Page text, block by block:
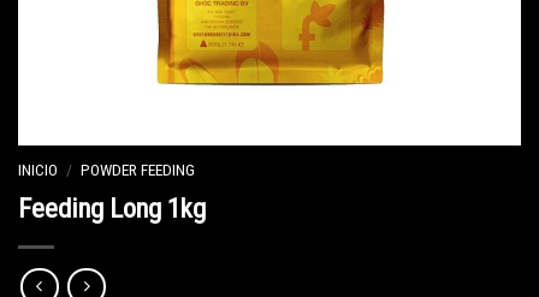
INICIO / POWDER FEEDING
Feeding Long 1kg